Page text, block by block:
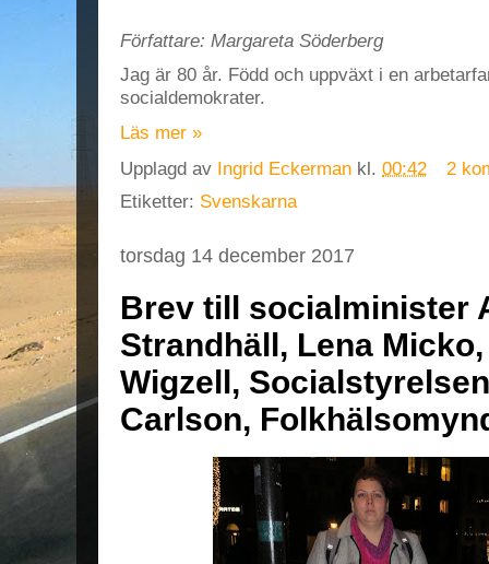
Författare: Margareta Söderberg
Jag är 80 år. Född och uppväxt i en
socialdemokrater.
Läs mer »
Upplagd av Ingrid Eckerman kl. 00:42
2
Etiketter: Svenskarna
torsdag 14 december 2017
Brev till socialminister
Strandhäll, Lena
Wigzell,
Carlson,